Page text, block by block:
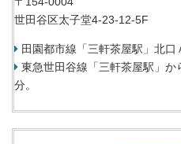
世田谷区太子堂4-23-12-5F
田園都市線「三軒茶屋駅」北口
東急世田谷線「三軒茶屋駅」か
分。